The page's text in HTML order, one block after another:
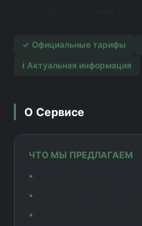
✓ Официальные тарифы
ℹ️ Актуальная информация
О Сервисе
ЧТО МЫ ПРЕДЛАГАЕМ